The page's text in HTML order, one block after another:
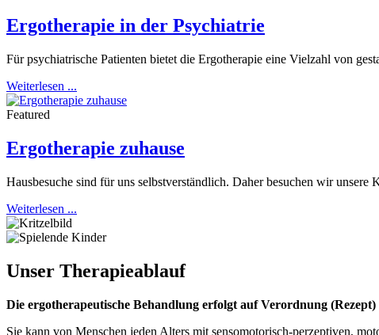
Ergotherapie in der Psychiatrie
Für psychiatrische Patienten bietet die Ergotherapie eine Vielzahl von
Weiterlesen ...
Featured
Ergotherapie zuhause
Hausbesuche sind für uns selbstverständlich. Daher besuchen wir
Weiterlesen ...
Unser Therapieablauf
Die ergotherapeutische Behandlung erfolgt auf Verordnung (Rezept)
Sie kann von Menschen jeden Alters mit sensomotorisch-perzeptiven,